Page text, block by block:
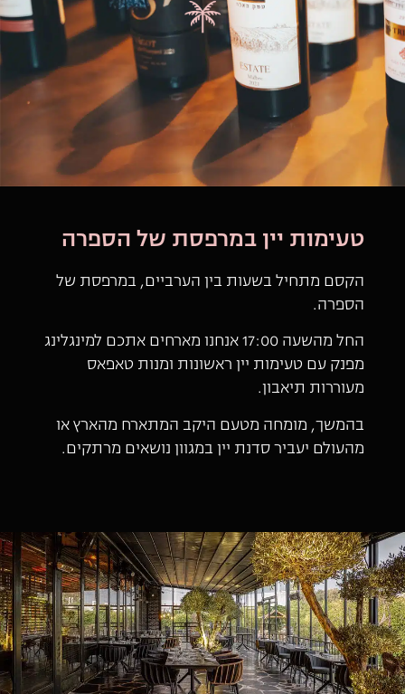
טעימות יין במרפסת של הספרה
הקסם מתחיל בשעות בין הערביים, במרפסת של
הספרה.
החל מהשעה 17:00 אנחנו מארחים אתכם למינגלינג
מפנק עם טעימות יין ראשונות ומנות טאפאס
מעוררות תיאבון.
בהמשך, מומחה מטעם היקב המתארח מהארץ או
מהעולם יעביר סדנת יין במגוון נושאים מרתקים.